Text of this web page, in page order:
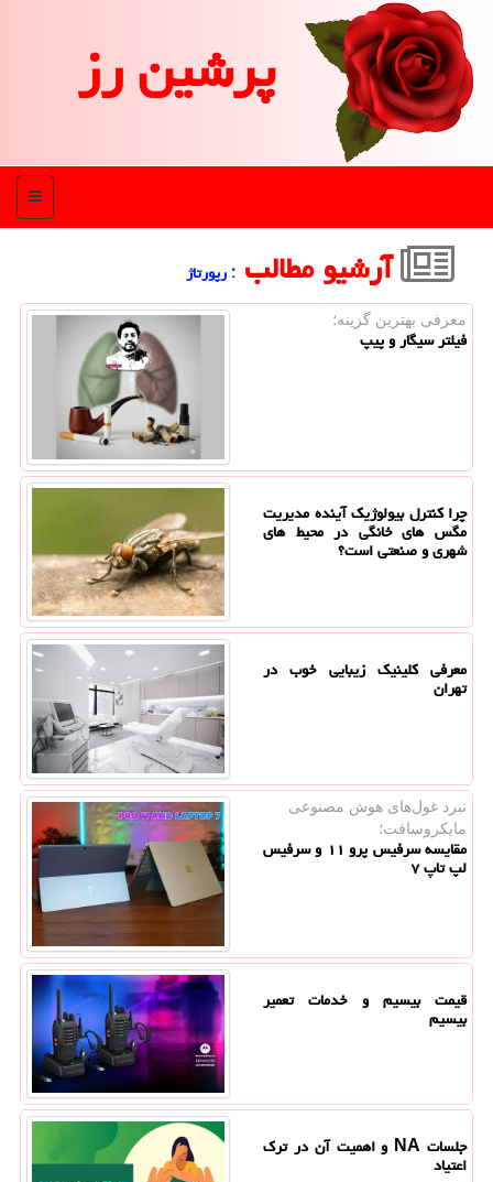
پرشین رز
منو
آرشیو مطالب : رپورتاژ
معرفی بهترین گزینه؛
فیلتر سیگار و پیپ
چرا کنترل بیولوژیک آینده مدیریت
مگس های خانگی در محیط های
شهری و صنعتی است؟
معرفی کلینیک زیبایی خوب در
تهران
نبرد غول‌های هوش مصنوعی
مایکروسافت؛
مقایسه سرفیس پرو ۱۱ و سرفیس
لپ تاپ ۷
قیمت بیسیم و خدمات تعمیر
بیسیم
جلسات NA و اهمیت آن در ترک
اعتیاد